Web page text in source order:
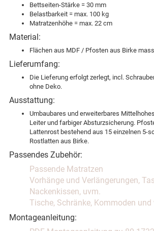
Bettseiten-Stärke = 30 mm
Belastbarkeit = max. 100 kg
Matratzenhöhe = max. 22 cm
Material:
Flächen aus MDF / Pfosten aus Birke
Lieferumfang:
Die Lieferung erfolgt zerlegt, incl.
ohne Deko.
Ausstattung:
Umbaubares und erweiterbares
Leiter und farbiger Absturzsicherung.
Lattenrost bestehend aus 15 einzelnen 5-
Rostlatten aus Birke.
Passendes Zubehör:
Passende Matratzen
Vorhänge und Verlängerungen,
Nackenkissen, uvm.
Tische, Schränke, Kommoden und
Montageanleitung: